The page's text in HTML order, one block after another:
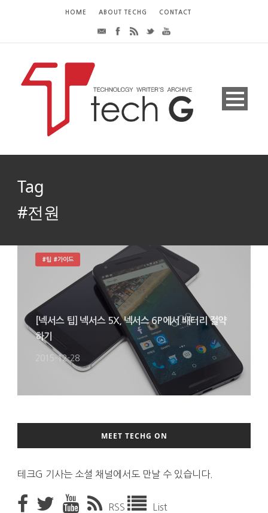
HOME ABOUT TECHG CONTACT
Tag
#전원
[넥서스 팁] 넥서스 5X, 넥서스 6P에서 배터리 절약
하기
2015-12-28
#팁 #가이드
MEET TECHG ON
테크G 기사는 소셜 채널에서도 만날 수 있습니다.
RSS List